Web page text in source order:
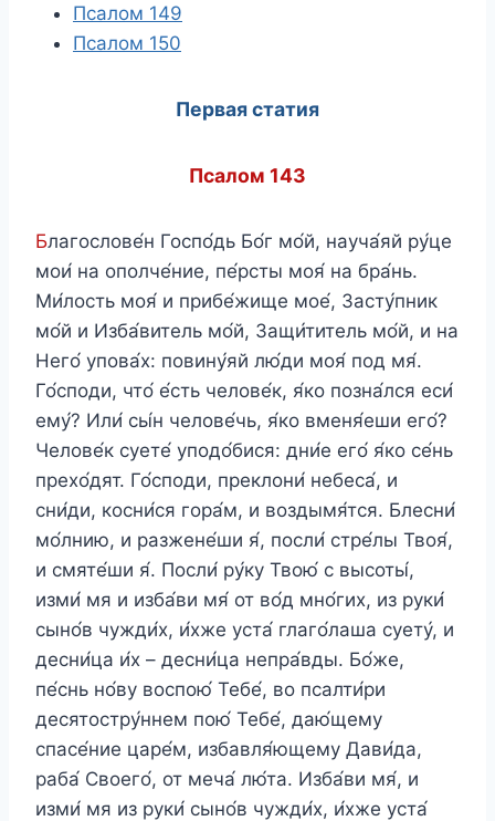
Псалом 149
Псалом 150
Первая статия
Псалом 143
Благослове́н Госпо́дь Бо́г мо́й, науча́яй ру́це
мои́ на ополче́ние, пе́рсты моя́ на бра́нь.
Ми́лость моя́ и прибе́жище мое́, Засту́пник
мо́й и Изба́витель мо́й, Защи́титель мо́й, и на
Него́ упова́х: повину́яй лю́ди моя́ под мя́.
Го́споди, что́ е́сть челове́к, я́ко позна́лся еси́
ему́? Или́ сы́н челове́чь, я́ко вменя́еши его́?
Челове́к суете́ уподо́бися: дни́е его́ я́ко се́нь
прехо́дят. Го́споди, преклони́ небеса́, и
сни́ди, косни́ся гора́м, и воздымя́тся. Блесни́
мо́лнию, и разжене́ши я́, посли́ стре́лы Твоя́,
и смяте́ши я́. Посли́ ру́ку Твою́ с высоты́,
изми́ мя и изба́ви мя́ от во́д мно́гих, из руки́
сыно́в чужди́х, и́хже уста́ глаго́лаша суету́, и
десни́ца и́х – десни́ца непра́вды. Бо́же,
пе́снь но́ву воспою́ Тебе́, во псалти́ри
десятостру́ннем пою́ Тебе́, даю́щему
спасе́ние царе́м, избавля́ющему Дави́да,
раба́ Своего́, от меча́ лю́та. Изба́ви мя́, и
изми́ мя из руки́ сыно́в чужди́х, и́хже уста́